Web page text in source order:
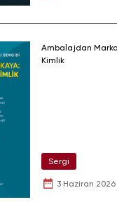
Ambalajdan
Kimlik
Sergi
3 Haziran 2026